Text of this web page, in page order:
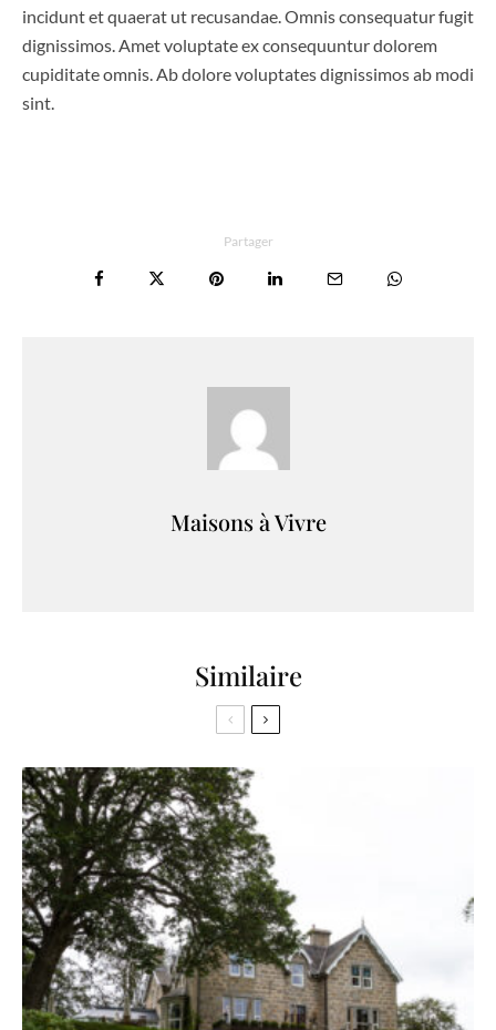
incidunt et quaerat ut recusandae. Omnis consequatur fugit
dignissimos. Amet voluptate ex consequuntur dolorem
cupiditate omnis. Ab dolore voluptates dignissimos ab modi
sint.
Partager
Maisons à Vivre
Similaire